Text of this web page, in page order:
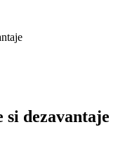
si dezavantaje